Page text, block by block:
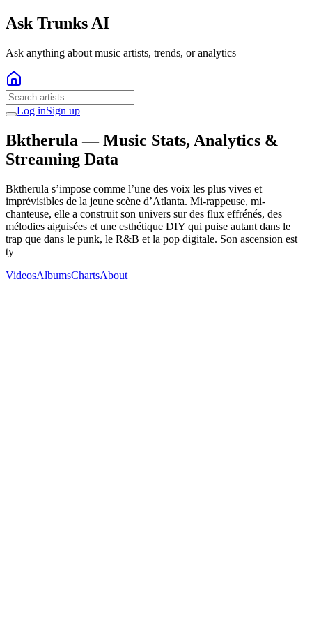
Ask Trunks AI
Ask anything about music artists, trends, or analytics
Log inSign up
Bktherula — Music Stats, Analytics &
Streaming Data
Bktherula s’impose comme l’une des voix les plus vives et
imprévisibles de la jeune scène d’Atlanta. Mi-rappeuse, mi-
chanteuse, elle a construit son univers sur des flux effrénés, des
mélodies aiguisées et une esthétique DIY qui puise autant dans le
trap que dans le punk, le R&B et la pop digitale. Son ascension est
ty
VideosAlbumsChartsAbout